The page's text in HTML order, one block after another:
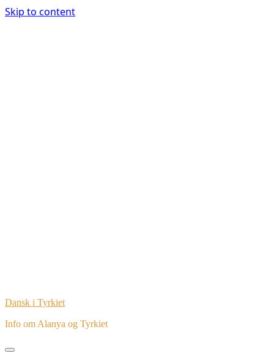
Skip to content
Dansk i Tyrkiet
Info om Alanya og Tyrkiet